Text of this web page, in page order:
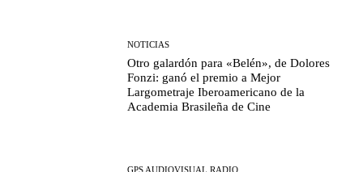
NOTICIAS
Otro galardón para «Belén», de Dolores
Fonzi: ganó el premio a Mejor
Largometraje Iberoamericano de la
Academia Brasileña de Cine
GPS AUDIOVISUAL RADIO